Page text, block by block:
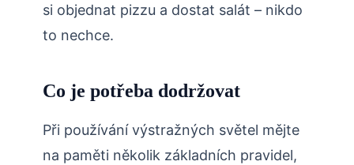
si objednat pizzu a dostat salát – nikdo
to nechce.
Co je potřeba dodržovat
Při používání výstražných světel mějte
na paměti několik základních pravidel,